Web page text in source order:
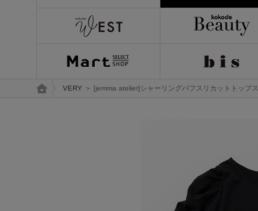
トップページ
VERY ＞ [jemma atelier]シャーリングパフスリカットトップス